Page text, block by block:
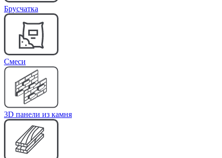
Брусчатка
Cмеси
3D панели из камня